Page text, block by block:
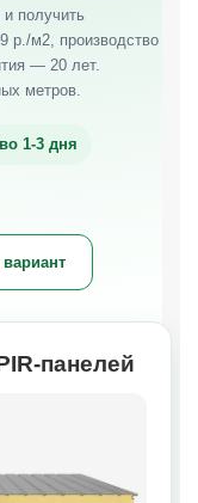
получить
р./м2, производство
— 20 лет.
метров.
1-3 дня
панелей